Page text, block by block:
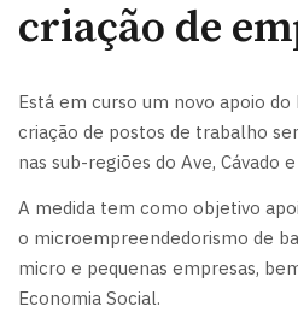
criação de
Está em curso um novo apoio do
criação de postos de trabalho
nas sub-regiões do Ave, Cávado
A medida tem como objetivo
o microempreendedorismo de
micro e pequenas empresas,
Economia Social.